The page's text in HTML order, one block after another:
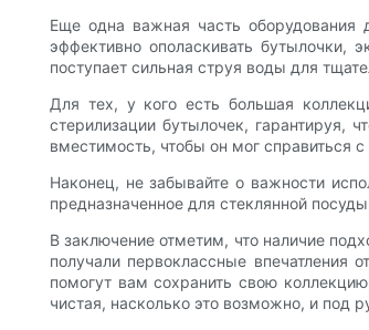
Еще одна важная часть оборудования
эффективно ополаскивать
поступает сильная струя воды для
Для тех, у кого есть большая
стерилизации бутылочек, гарантируя,
вместимость, чтобы он мог справиться
Наконец, не забывайте о важности
предназначенное для стеклянной
В заключение отметим, что наличие
получали первоклассные впечатления
помогут вам сохранить свою
чистая, насколько это возможно, и под